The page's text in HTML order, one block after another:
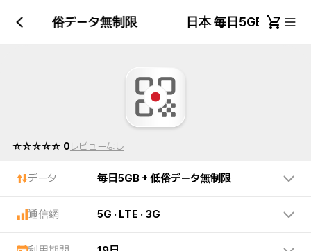
+ 低俗データ無制限 日本 毎日5GB + 低
☆☆☆☆☆ 0レビューなし
データ 毎日5GB + 低俗データ無制限
通信網 5G · LTE · 3G